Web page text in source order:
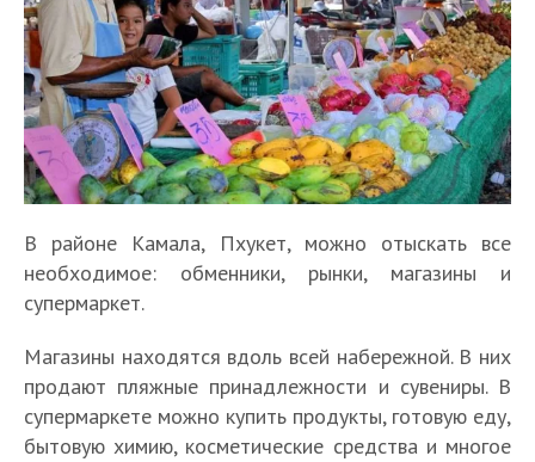
В районе Камала, Пхукет, можно отыскать все
необходимое: обменники, рынки, магазины и
супермаркет.
Магазины находятся вдоль всей набережной. В них
продают пляжные принадлежности и сувениры. В
супермаркете можно купить продукты, готовую еду,
бытовую химию, косметические средства и многое